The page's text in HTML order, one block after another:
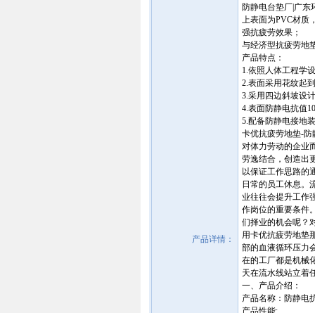
产品详情：
防静电台垫厂|广东
上表面为PVC材质
强抗疲劳效果；
与经济型抗疲劳地
产品特点：
1.依照人体工程学
2.表面采用花纹起
3.采用四边斜坡设
4.表面防静电抗值
5.配备防静电接地
卡优抗疲劳地垫-防
对体力劳动的企业
劳逸结合，创造出
以保证工作思路的
日常的员工休息。
业往往会提升工作
作岗位的重要条件
们择业的机会呢？
用卡优抗疲劳地垫
部的血液循环压力
在的工厂都是机械
天在流水线站立着
一、产品介绍：
产品名称：防静电
产品性能: